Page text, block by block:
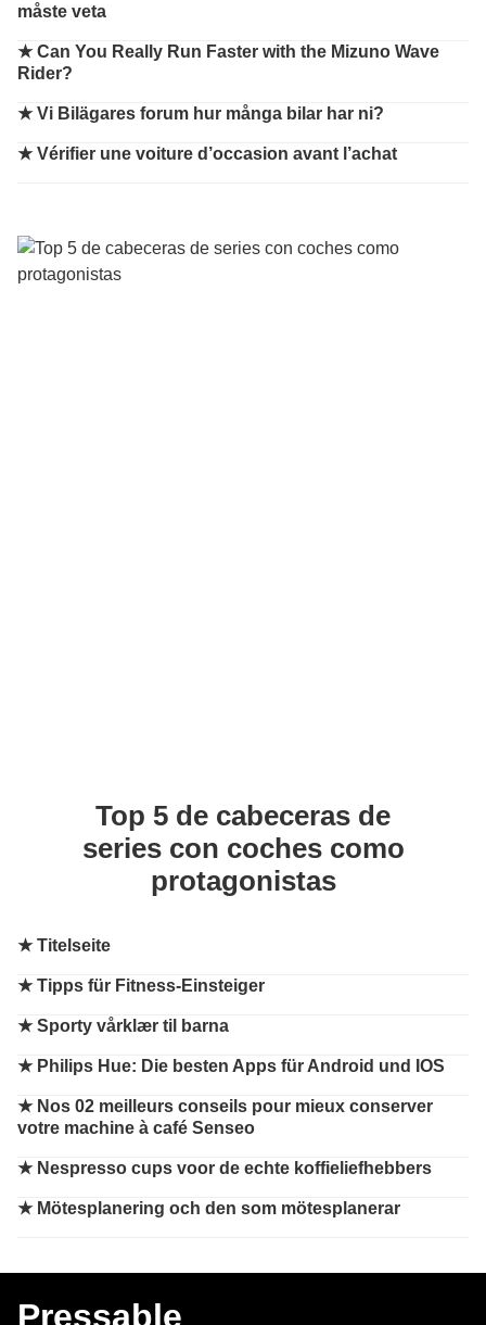
måste veta
★Can You Really Run Faster with the Mizuno Wave
Rider?
★Vi Bilägares forum hur många bilar har ni?
★Vérifier une voiture d’occasion avant l’achat
Top 5 de cabeceras de
series con coches como
protagonistas
★Titelseite
★Tipps für Fitness-Einsteiger
★Sporty vårklær til barna
★ Philips Hue: Die besten Apps für Android und IOS
★ Nos 02 meilleurs conseils pour mieux conserver
votre machine à café Senseo
★ Nespresso cups voor de echte koffieliefhebbers
★ Mötesplanering och den som mötesplanerar
Pressable